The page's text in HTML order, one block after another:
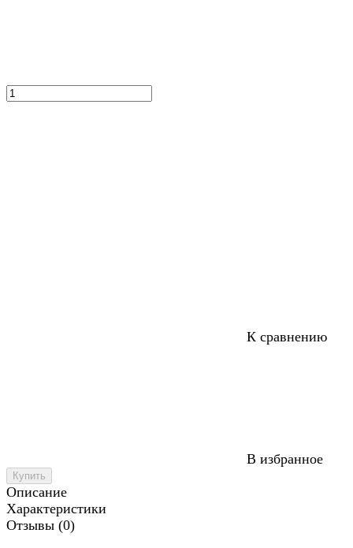
К сравнению
В избранное
Купить
Описание
Характеристики
Отзывы (0)